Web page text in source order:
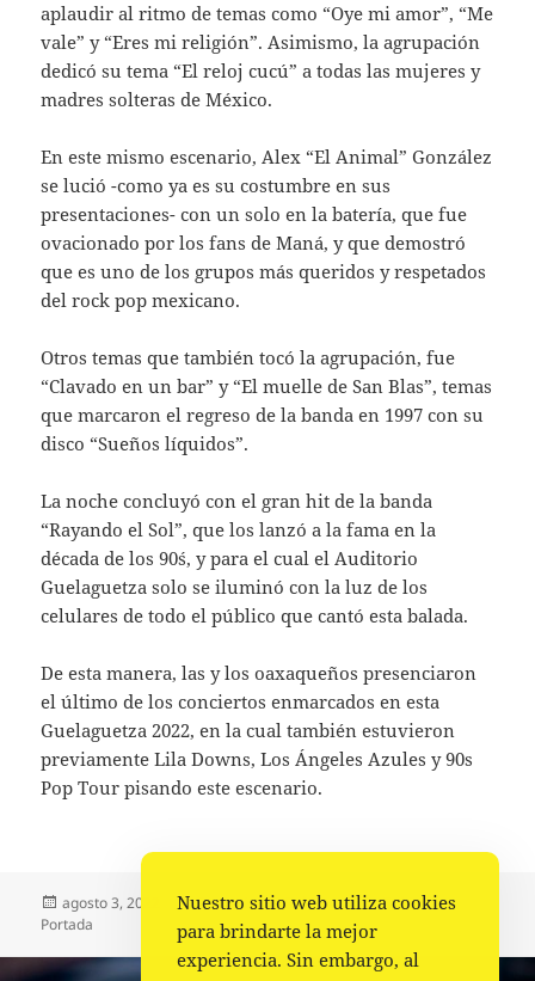
aplaudir al ritmo de temas como “Oye mi amor”, “Me
vale” y “Eres mi religión”. Asimismo, la agrupación
dedicó su tema “El reloj cucú” a todas las mujeres y
madres solteras de México.
En este mismo escenario, Alex “El Animal” González
se lució -como ya es su costumbre en sus
presentaciones- con un solo en la batería, que fue
ovacionado por los fans de Maná, y que demostró
que es uno de los grupos más queridos y respetados
del rock pop mexicano.
Otros temas que también tocó la agrupación, fue
“Clavado en un bar” y “El muelle de San Blas”, temas
que marcaron el regreso de la banda en 1997 con su
disco “Sueños líquidos”.
La noche concluyó con el gran hit de la banda
“Rayando el Sol”, que los lanzó a la fama en la
década de los 90´s, y para el cual el Auditorio
Guelaguetza solo se iluminó con la luz de los
celulares de todo el público que cantó esta balada.
De esta manera, las y los oaxaqueños presenciaron
el último de los conciertos enmarcados en esta
Guelaguetza 2022, en la cual también estuvieron
previamente Lila Downs, Los Ángeles Azules y 90s
Pop Tour pisando este escenario.
Publicado
el
agosto 3, 2022 Autor
Comunicado Gobierno Categorías
Gobierno,
Portada
Navegación
Nuestro sitio web utiliza cookies
para brindarte la mejor
experiencia. Sin embargo, al